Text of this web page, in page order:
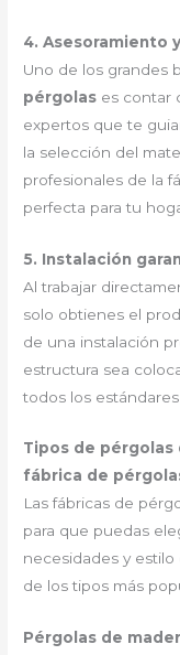
4. Asesoramiento
Uno de los grandes
pérgolas es contar
expertos que te
la selección del
profesionales de la
perfecta para tu
5. Instalación
Al trabajar
solo obtienes el
de una instalación
estructura sea
todos los
Tipos de pérgolas
fábrica de
Las fábricas de
para que puedas
necesidades y
de los tipos más
Pérgolas de